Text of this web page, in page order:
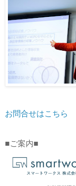
お問合せはこちら
■ご案内■